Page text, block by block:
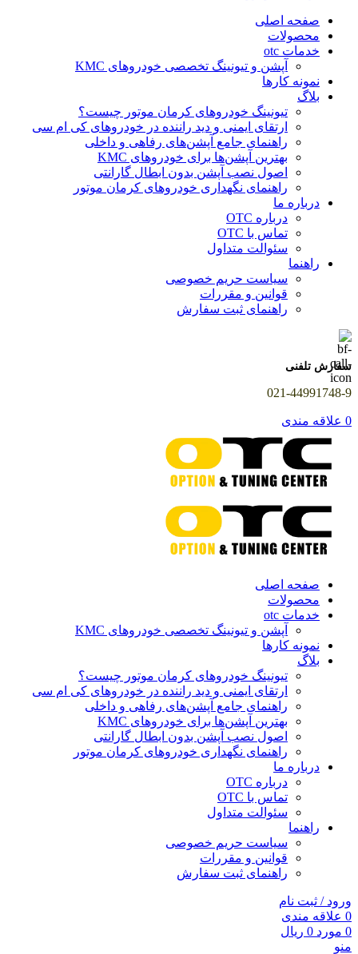
صفحه اصلی
محصولات
خدمات otc
آپشن و تیونینگ تخصصی خودروهای KMC
نمونه کارها
بلاگ
تیونینگ خودروهای کرمان موتور چیست؟
ارتقای ایمنی و دید راننده در خودروهای کی ام سی
راهنمای جامع آپشن‌های رفاهی و داخلی
بهترین آپشن‌ها برای خودروهای KMC
اصول نصب آپشن بدون ابطال گارانتی
راهنمای نگهداری خودروهای کرمان موتور
درباره ما
درباره OTC
تماس با OTC
سئوالت متداول
راهنما
سیاست حریم خصوصی
قوانین و مقررات
راهنمای ثبت سفارش
سفارش تلفنی
021-44991748-9
0 علاقه مندی
صفحه اصلی
محصولات
خدمات otc
آپشن و تیونینگ تخصصی خودروهای KMC
نمونه کارها
بلاگ
تیونینگ خودروهای کرمان موتور چیست؟
ارتقای ایمنی و دید راننده در خودروهای کی ام سی
راهنمای جامع آپشن‌های رفاهی و داخلی
بهترین آپشن‌ها برای خودروهای KMC
اصول نصب آپشن بدون ابطال گارانتی
راهنمای نگهداری خودروهای کرمان موتور
درباره ما
درباره OTC
تماس با OTC
سئوالت متداول
راهنما
سیاست حریم خصوصی
قوانین و مقررات
راهنمای ثبت سفارش
ورود / ثبت نام
0 علاقه مندی
0 مورد 0 ریال
منو